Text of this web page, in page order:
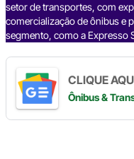
setor de transportes, com
comercialização de ônibus e
segmento, como a Expresso
CLIQUE
Ônibus &